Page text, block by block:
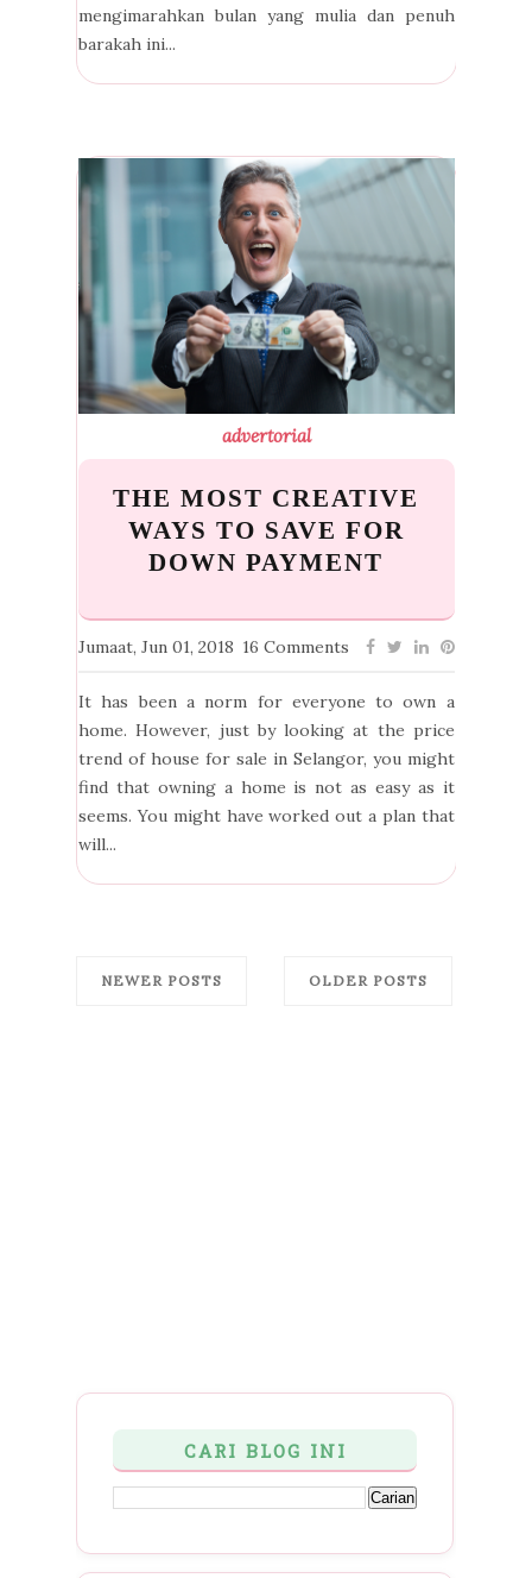
mengimarahkan bulan yang mulia dan penuh
barakah ini...
advertorial
THE MOST CREATIVE
WAYS TO SAVE FOR
DOWN PAYMENT
Jumaat, Jun 01, 2018 16 Comments
It has been a norm for everyone to own a
home. However, just by looking at the price
trend of house for sale in Selangor, you might
find that owning a home is not as easy as it
seems. You might have worked out a plan that
will...
NEWER POSTS OLDER POSTS
CARI BLOG INI